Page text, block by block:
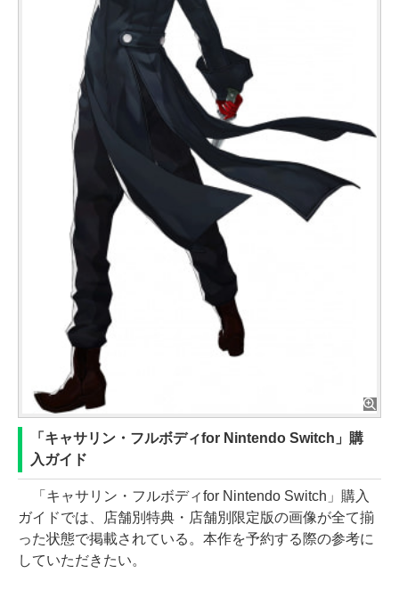
「キャサリン・フルボディfor Nintendo Switch」購
入ガイド
「キャサリン・フルボディfor Nintendo Switch」購入
ガイドでは、店舗別特典・店舗別限定版の画像が全て揃
った状態で掲載されている。本作を予約する際の参考に
していただきたい。